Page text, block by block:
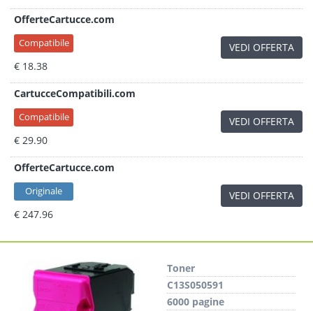
OfferteCartucce.com
Compatibile
€ 18.38
VEDI OFFERTA
CartucceCompatibili.com
Compatibile
€ 29.90
VEDI OFFERTA
OfferteCartucce.com
Originale
€ 247.96
VEDI OFFERTA
Toner
C13S050591
6000 pagine